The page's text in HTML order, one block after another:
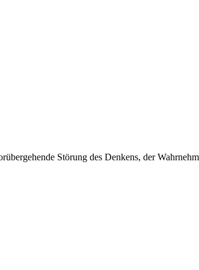
Störung des Denkens, der